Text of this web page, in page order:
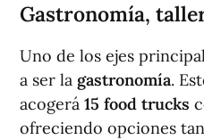
Gastronomía,
Uno de los ejes
a ser la gastronomía.
acogerá 15 food trucks
ofreciendo opciones